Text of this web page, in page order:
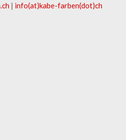
| info(at)kabe-​farben(dot)ch